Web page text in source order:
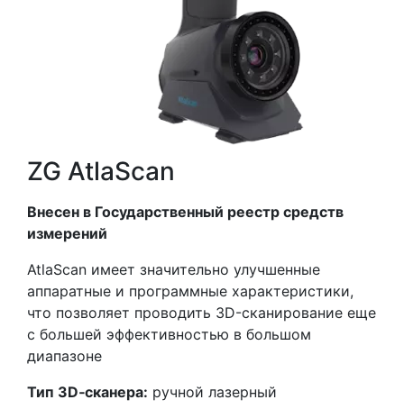
ZG AtlaScan
Внесен в Государственный реестр средств
измерений
AtlaScan имеет значительно улучшенные
аппаратные и программные характеристики,
что позволяет проводить 3D-сканирование еще
с большей эффективностью в большом
диапазоне
Тип 3D‑сканера: ручной лазерный